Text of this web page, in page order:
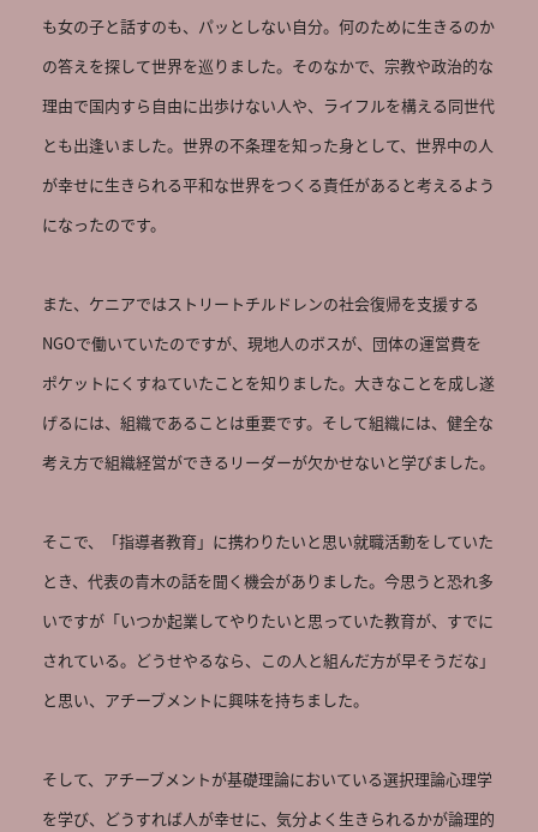
も女の子と話すのも、パッとしない自分。何のために生きるのか
の答えを探して世界を巡りました。そのなかで、宗教や政治的な
理由で国内すら自由に出歩けない人や、ライフルを構える同世代
とも出逢いました。世界の不条理を知った身として、世界中の人
が幸せに生きられる平和な世界をつくる責任があると考えるよう
になったのです。
また、ケニアではストリートチルドレンの社会復帰を支援する
NGOで働いていたのですが、現地人のボスが、団体の運営費を
ポケットにくすねていたことを知りました。大きなことを成し遂
げるには、組織であることは重要です。そして組織には、健全な
考え方で組織経営ができるリーダーが欠かせないと学びました。
そこで、「指導者教育」に携わりたいと思い就職活動をしていた
とき、代表の青木の話を聞く機会がありました。今思うと恐れ多
いですが「いつか起業してやりたいと思っていた教育が、すでに
されている。どうせやるなら、この人と組んだ方が早そうだな」
と思い、アチーブメントに興味を持ちました。
そして、アチーブメントが基礎理論においている選択理論心理学
を学び、どうすれば人が幸せに、気分よく生きられるかが論理的